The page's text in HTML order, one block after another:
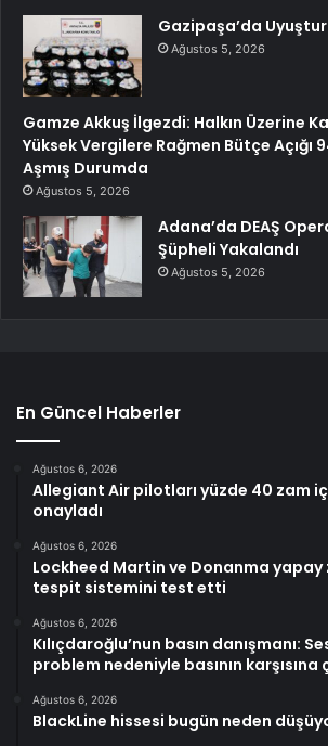
Gazipaşa’da
Ağustos 5, 2026
Gamze Akkuş İlgezdi: Halkın Üzerine
Yüksek Vergilere Rağmen Bütçe Açığı
Aşmış Durumda
Ağustos 5, 2026
Adana’da DEAŞ
Şüpheli Yakalandı
Ağustos 5, 2026
En Güncel Haberler
Ağustos 6, 2026
Allegiant Air pilotları yüzde 40 zam
onayladı
Ağustos 6, 2026
Lockheed Martin ve Donanma yapay
tespit sistemini test etti
Ağustos 6, 2026
Kılıçdaroğlu’nun basın danışmanı:
problem nedeniyle basının karşısına
Ağustos 6, 2026
BlackLine hissesi bugün neden